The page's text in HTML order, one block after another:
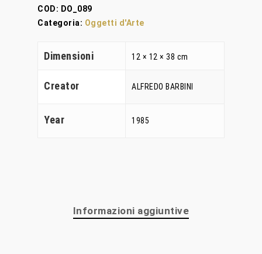
COD: DO_089
Categoria: Oggetti d'Arte
Dimensioni 12 × 12 × 38 cm
Creator ALFREDO BARBINI
Year 1985
Informazioni aggiuntive
Bicchieri